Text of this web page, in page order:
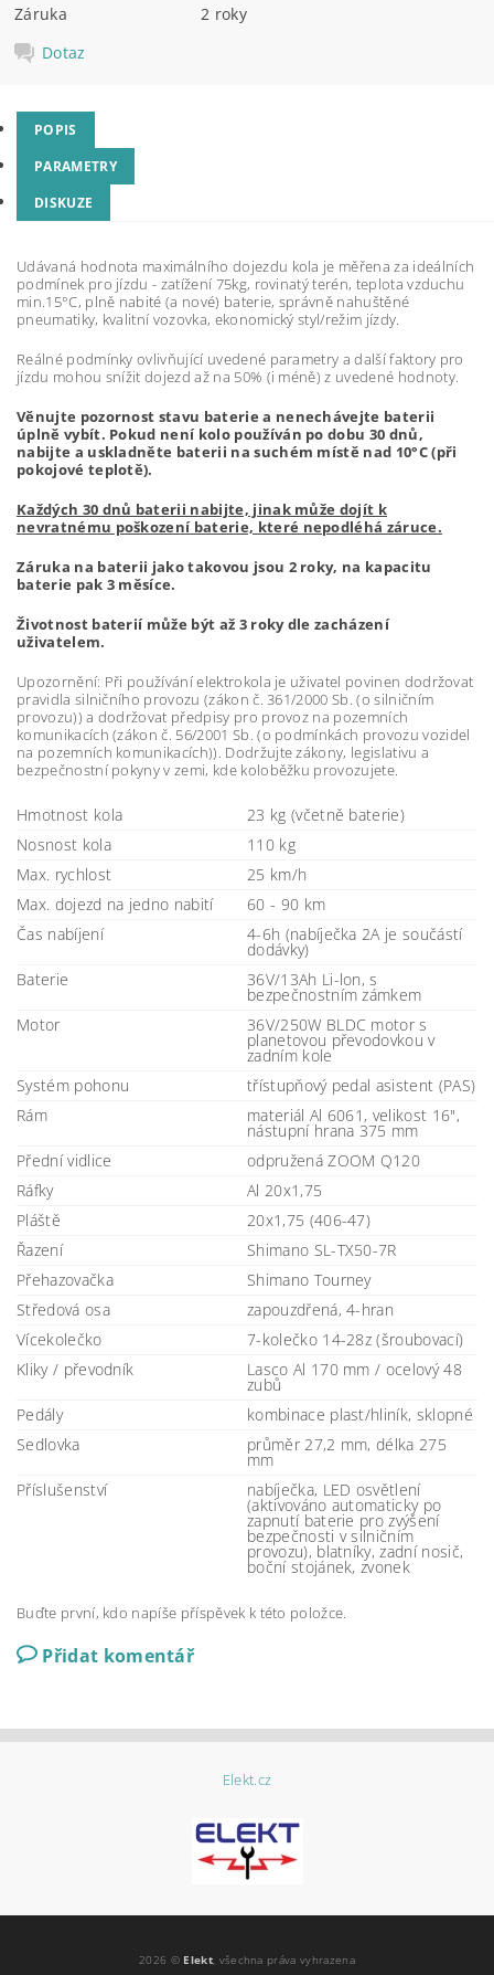
Záruka
2 roky
Dotaz
POPIS
PARAMETRY
DISKUZE
Udávaná hodnota maximálního dojezdu kola je měřena za ideálních
podmínek pro jízdu - zatížení 75kg, rovinatý terén, teplota vzduchu
min.15°C, plně nabité (a nové) baterie, správně nahuštěné
pneumatiky, kvalitní vozovka, ekonomický styl/režim jízdy.
Reálné podmínky ovlivňující uvedené parametry a další faktory pro
jízdu mohou snížit dojezd až na 50% (i méně) z uvedené hodnoty.
Věnujte pozornost stavu baterie a nenechávejte baterii
úplně vybít. Pokud není kolo používán po dobu 30 dnů,
nabijte a uskladněte baterii na suchém místě nad 10°C (při
pokojové teplotě).
Každých 30 dnů baterii nabijte, jinak může dojít k
nevratnému poškození baterie, které nepodléhá záruce.
Záruka na baterii jako takovou jsou 2 roky, na kapacitu
baterie pak 3 měsíce.
Životnost baterií může být až 3 roky dle zacházení
uživatelem.
Upozornění: Při používání elektrokola je uživatel povinen dodržovat
pravidla silničního provozu (zákon č. 361/2000 Sb. (o silničním
provozu)) a dodržovat předpisy pro provoz na pozemních
komunikacích (zákon č. 56/2001 Sb. (o podmínkách provozu vozidel
na pozemních komunikacích)). Dodržujte zákony, legislativu a
bezpečnostní pokyny v zemi, kde koloběžku provozujete.
Hmotnost kola
23 kg (včetně baterie)
Nosnost kola
110 kg
Max. rychlost
25 km/h
Max. dojezd na jedno nabití
60 - 90 km
Čas nabíjení
4-6h (nabíječka 2A je součástí
dodávky)
Baterie
36V/13Ah Li-lon, s
bezpečnostním zámkem
Motor
36V/250W BLDC motor s
planetovou převodovkou v
zadním kole
Systém pohonu
třístupňový pedal asistent (PAS)
Rám
materiál Al 6061, velikost 16",
nástupní hrana 375 mm
Přední vidlice
odpružená ZOOM Q120
Ráfky
Al 20x1,75
Pláště
20x1,75 (406-47)
Řazení
Shimano SL-TX50-7R
Přehazovačka
Shimano Tourney
Středová osa
zapouzdřená, 4-hran
Vícekolečko
7-kolečko 14-28z (šroubovací)
Kliky / převodník
Lasco Al 170 mm / ocelový 48
zubů
Pedály
kombinace plast/hliník, sklopné
Sedlovka
průměr 27,2 mm, délka 275
mm
Příslušenství
nabíječka, LED osvětlení
(aktivováno automaticky po
zapnutí baterie pro zvýšení
bezpečnosti v silničním
provozu), blatníky, zadní nosič,
boční stojánek, zvonek
Buďte první, kdo napíše příspěvek k této položce.
Přidat komentář
Elekt.cz
2026 © Elekt, všechna práva vyhrazena